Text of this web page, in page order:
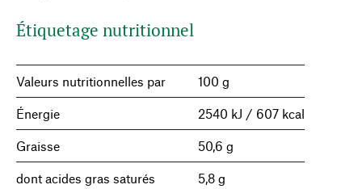
Étiquetage nutritionnel
Valeurs nutritionnelles par 100 g
Énergie 2540 kJ / 607 kcal
Graisse 50,6 g
dont acides gras saturés 5,8 g